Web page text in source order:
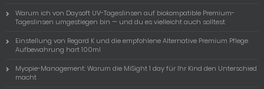
Warum ich von Daysoft UV-Tageslinsen auf biokompatible Premium-
Tageslinsen umgestiegen bin — und du es vielleicht auch solltest
Einstellung von Regard K und die empfohlene Alternative Premium Pflege
Aufbewahrung hart 100ml
Myopie-Management: Warum die MiSight 1 day für Ihr Kind den Unterschied
macht